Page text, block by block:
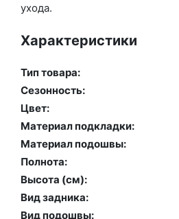
ухода.
Характеристики
Тип товара:
Сезонность:
Цвет:
Материал подкладки:
Материал подошвы:
Полнота:
Высота (cм):
Вид задника:
Вид подошвы: